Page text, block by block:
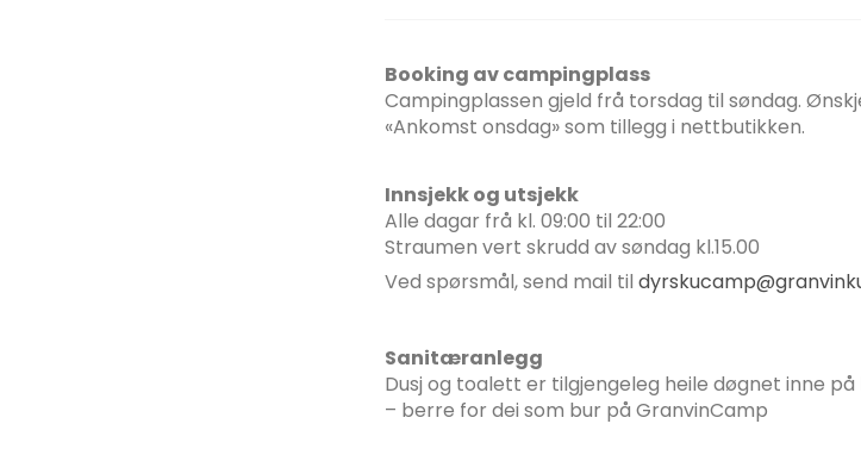
Booking av campingplass
Campingplassen gjeld frå torsdag til søndag.
«Ankomst onsdag» som tillegg i nettbutikken.
Innsjekk og utsjekk
Alle dagar frå kl. 09:00 til 22:00
Straumen vert skrudd av søndag kl.15.00
Ved spørsmål, send mail til
Sanitæranlegg
Dusj og toalett er tilgjengeleg heile døgnet inne på
– berre for dei som bur på GranvinCamp